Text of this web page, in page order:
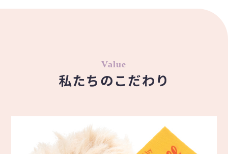
Value
私たちのこだわり